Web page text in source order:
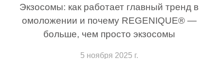
Экзосомы: как работает главный тренд в
омоложении и почему REGENIQUE® —
больше, чем просто экзосомы
5 ноября 2025 г.